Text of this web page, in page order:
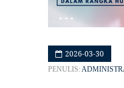
2026-03-30
PENULIS: